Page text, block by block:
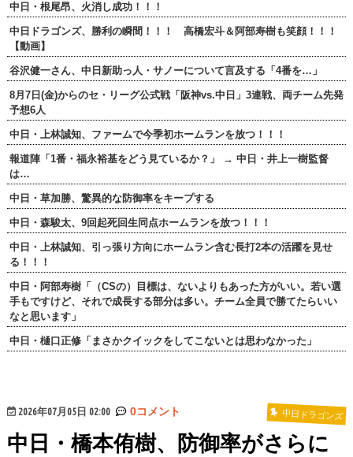
中日・根尾昂、火消し成功！！！
中日ドラゴンズ、勝利の瞬間！！！ 高橋宏斗＆阿部寿樹も笑顔！！！
【動画】
谷沢健一さん、中日新助っ人・サノーについて言及する「4番を…」
8月7日(金)からのセ・リーグ公式戦「阪神vs.中日」3連戦、両チーム先発
予想6人
中日・上林誠知、ファームで今季初ホームランを放つ！！！
報道陣「1番・福永裕基をどう見ているか？」 → 中日・井上一樹監督
は…
中日・草加勝、驚異的な防御率をキープする
中日・森駿太、9回起死回生同点ホームランを放つ！！！
中日・上林誠知、引っ張り方向にホームラン含む長打2本の活躍を見せ
る！！！
中日・阿部寿樹「（CSの）目標は、ないよりもあった方がいい。若い選
手もですけど、それで成長する部分は多い。チーム全員で勝てたらいい
なと思います」
中日・樋口正修「まさかクイックをしてこないとは思わなかった」
2026年07月05日 02:00 0コメント 中日ドラゴンズ
中日・橋本侑樹、防御率がさらに